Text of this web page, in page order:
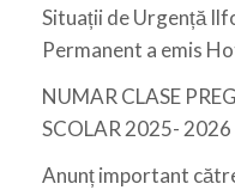
Situații de Urgență
Permanent a emis
NUMAR CLASE
SCOLAR 2025- 2026
Anunț important